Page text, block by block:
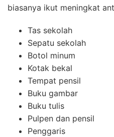
biasanya ikut meningkat
Tas sekolah
Sepatu sekolah
Botol minum
Kotak bekal
Tempat pensil
Buku gambar
Buku tulis
Pulpen dan pensil
Penggaris